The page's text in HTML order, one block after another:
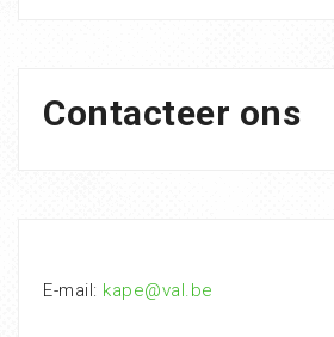
Contacteer ons
E-mail: kape@val.be